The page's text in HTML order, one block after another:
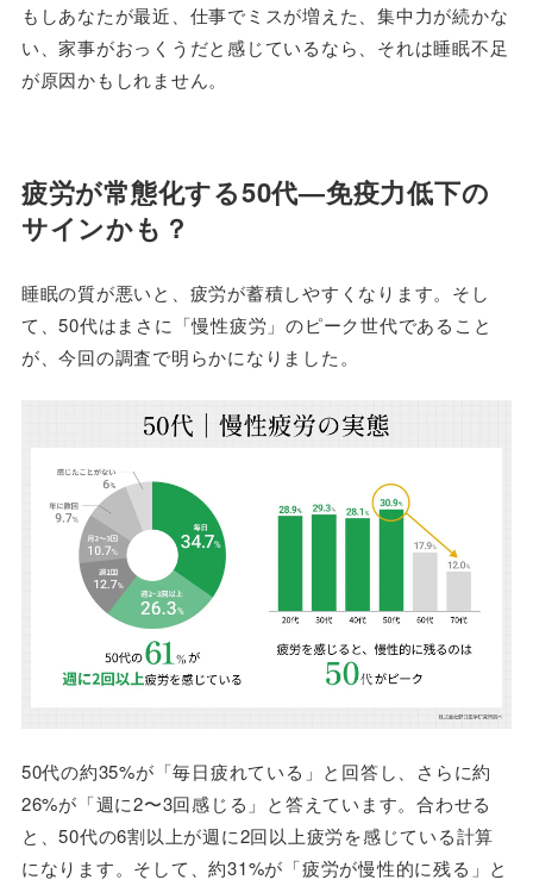
もしあなたが最近、仕事でミスが増えた、集中力が続かな
い、家事がおっくうだと感じているなら、それは睡眠不足
が原因かもしれません。
疲労が常態化する50代—免疫力低下の
サインかも？
睡眠の質が悪いと、疲労が蓄積しやすくなります。そし
て、50代はまさに「慢性疲労」のピーク世代であること
が、今回の調査で明らかになりました。
50代の約35%が「毎日疲れている」と回答し、さらに約
26%が「週に2〜3回感じる」と答えています。合わせる
と、50代の6割以上が週に2回以上疲労を感じている計算
になります。そして、約31%が「疲労が慢性的に残る」と